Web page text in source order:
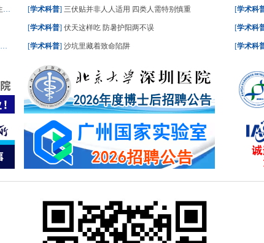
[学术科普] 三伏贴并非人人适用 四类人需特别慎重
[学术科普] 伏天这样吃 防暑护阳两不误
[学术科普] 沙坑里藏着致命陷阱
[学术科
[学术科
[学术科